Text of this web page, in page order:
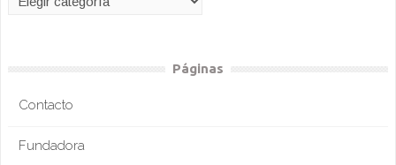
Páginas
Contacto
Fundadora